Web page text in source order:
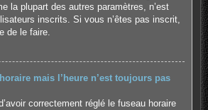
la plupart des autres paramètres, n’est
inscrits. Si vous n’êtes pas inscrit,
de le faire.
mais l’heure n’est toujours pas
correctement réglé le fuseau horaire